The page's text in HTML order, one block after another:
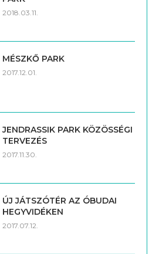
2018.03.11.
MÉSZKŐ PARK
2017.12.01.
JENDRASSIK PARK KÖZÖSSÉGI
TERVEZÉS
2017.11.30.
ÚJ JÁTSZÓTÉR AZ ÓBUDAI
HEGYVIDÉKEN
2017.07.12.